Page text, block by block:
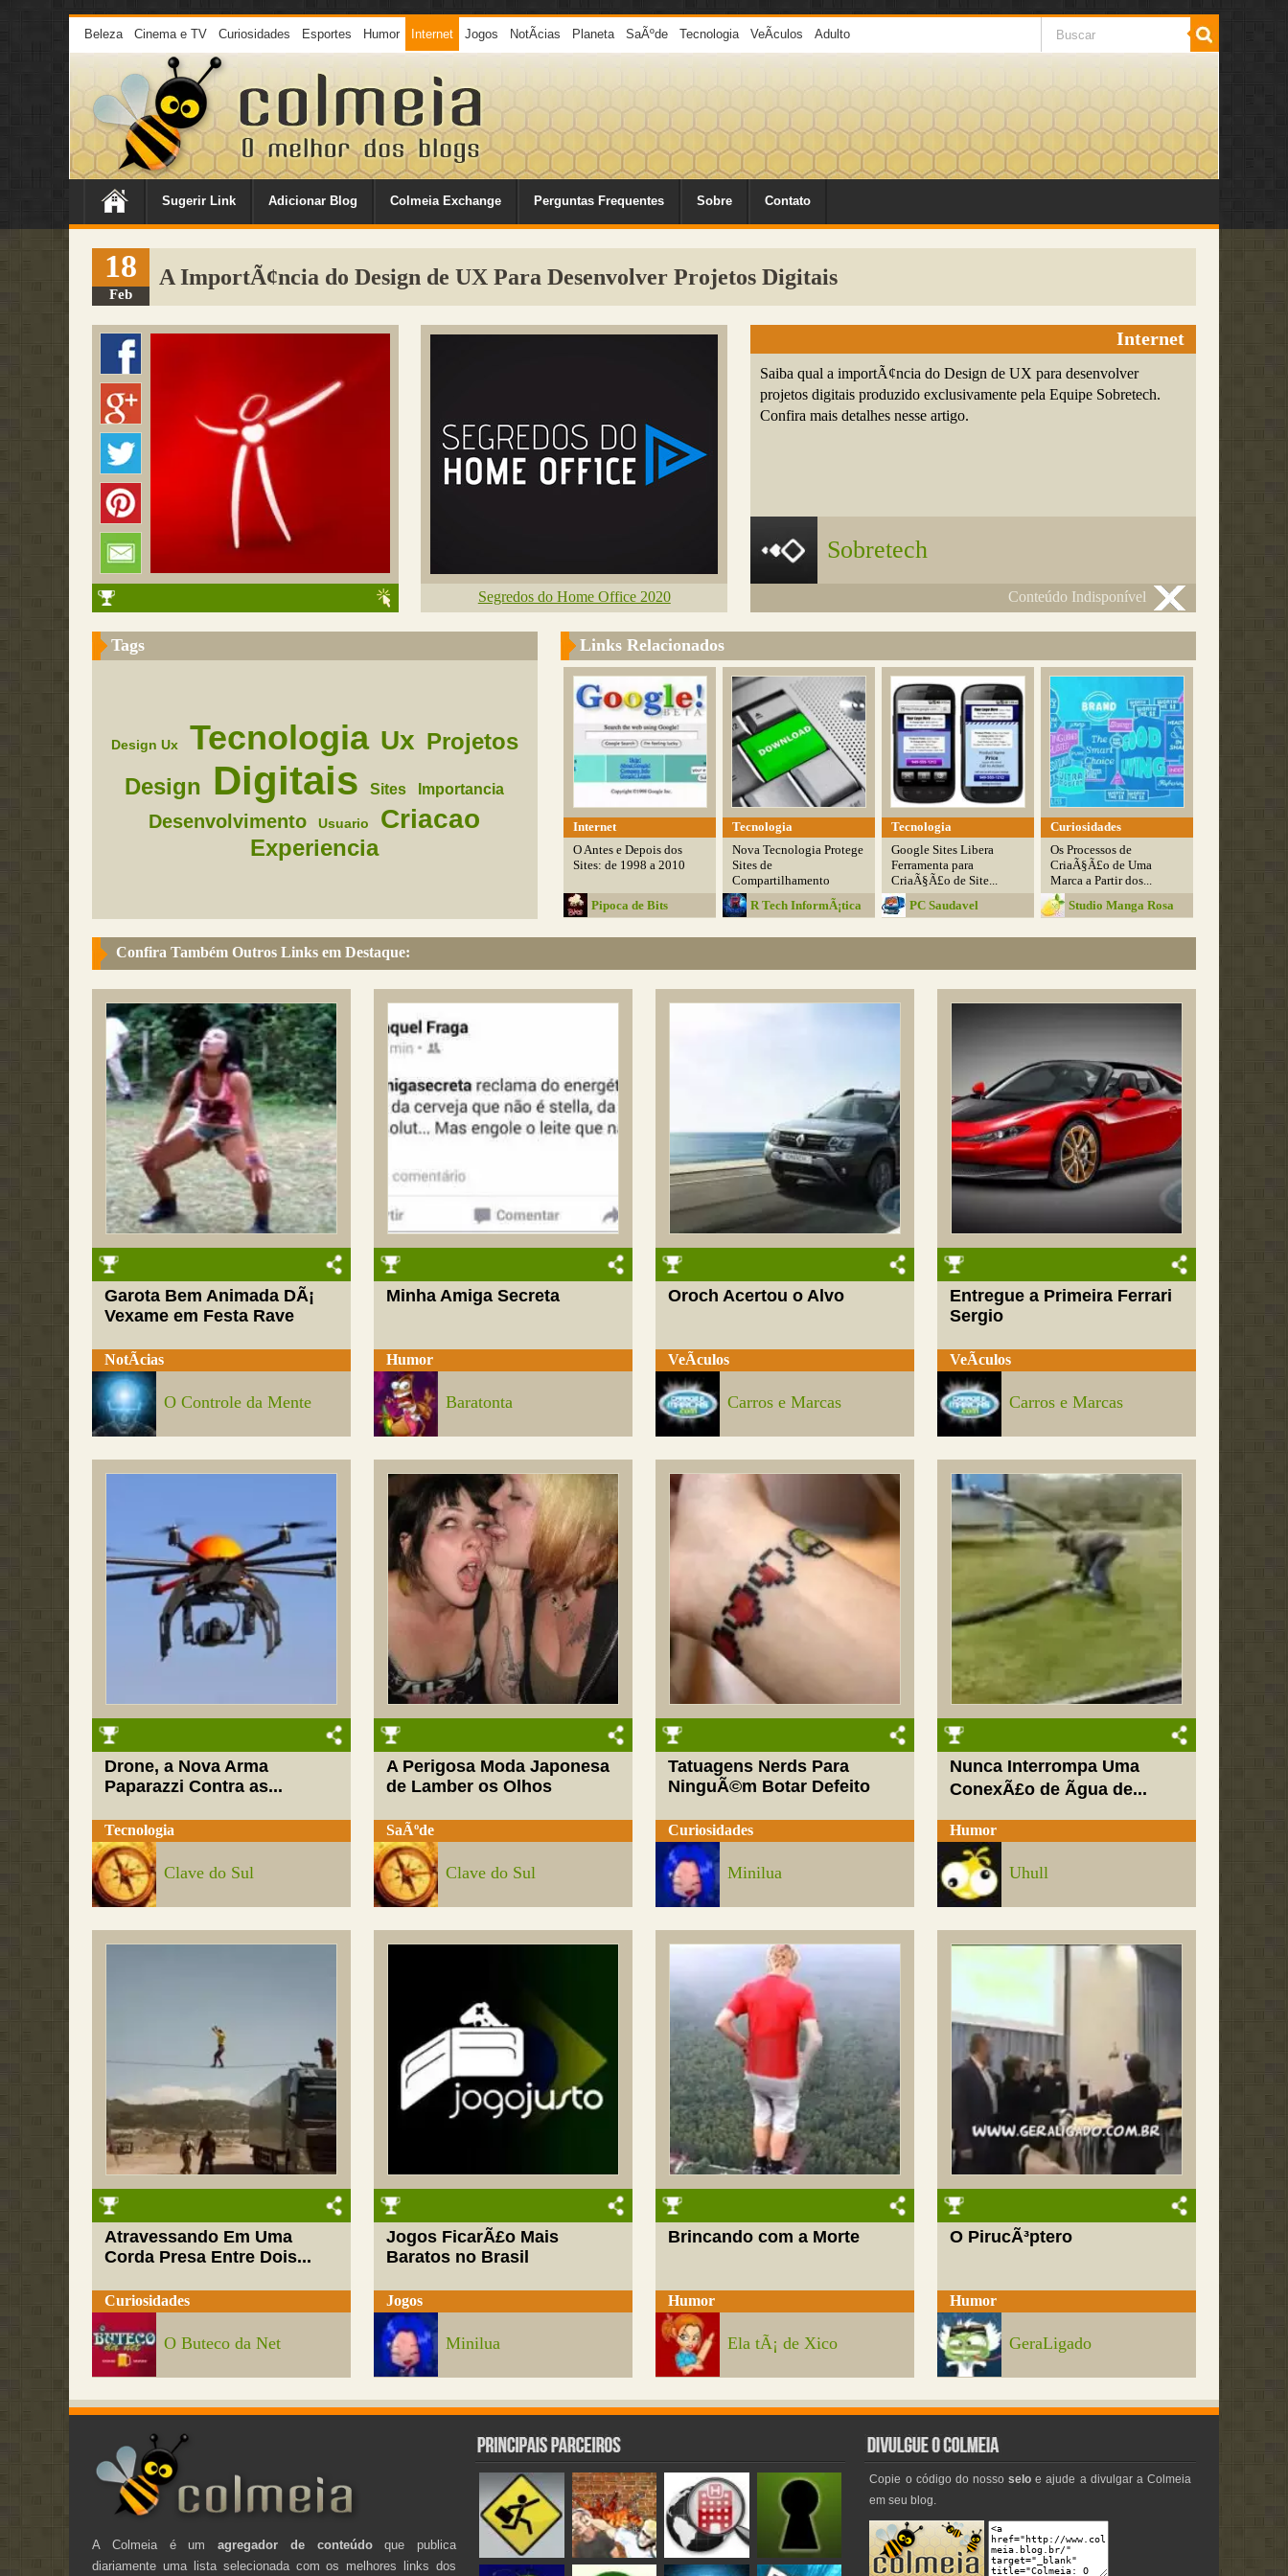
Beleza Cinema e TV Curiosidades Esportes Humor Internet Jogos NotÃ­cias Planeta SaÃºde Tecnologia VeÃ­culos Adulto
Sugerir Link Adicionar Blog Colmeia Exchange Perguntas Frequentes Sobre Contato
18
Feb
A ImportÃ¢ncia do Design de UX Para Desenvolver Projetos Digitais
Segredos do Home Office 2020
Internet
Saiba qual a importÃ¢ncia do Design de UX para desenvolver
projetos digitais produzido exclusivamente pela Equipe Sobretech.
Confira mais detalhes nesse artigo.
Sobretech
Conteúdo Indisponível
Tags
Design Ux Tecnologia Ux Projetos
Design Digitais Sites Importancia
Desenvolvimento Usuario Criacao
Experiencia
Links Relacionados
Internet
O Antes e Depois dos
Sites: de 1998 a 2010
Pipoca de Bits
Tecnologia
Nova Tecnologia Protege
Sites de
Compartilhamento
Contra...
R Tech InformÃ¡tica
Tecnologia
Google Sites Libera
Ferramenta para
CriaÃ§Ã£o de Site...
PC Saudavel
Curiosidades
Os Processos de
CriaÃ§Ã£o de Uma
Marca a Partir dos...
Studio Manga Rosa
Confira Também Outros Links em Destaque:
Garota Bem Animada DÃ¡
Vexame em Festa Rave
NotÃ­cias
O Controle da Mente
Minha Amiga Secreta
Humor
Baratonta
Oroch Acertou o Alvo
VeÃ­culos
Carros e Marcas
Entregue a Primeira Ferrari
Sergio
VeÃ­culos
Carros e Marcas
Drone, a Nova Arma
Paparazzi Contra as...
Tecnologia
Clave do Sul
A Perigosa Moda Japonesa
de Lamber os Olhos
SaÃºde
Clave do Sul
Tatuagens Nerds Para
NinguÃ©m Botar Defeito
Curiosidades
Minilua
Nunca Interrompa Uma
ConexÃ£o de Ãgua de...
Humor
Uhull
Atravessando Em Uma
Corda Presa Entre Dois...
Curiosidades
O Buteco da Net
Jogos FicarÃ£o Mais
Baratos no Brasil
Jogos
Minilua
Brincando com a Morte
Humor
Ela tÃ¡ de Xico
O PirucÃ³ptero
Humor
GeraLigado
A Colmeia é umagregador de conteúdoque publica
diariamente uma lista selecionada com os melhores links dos
Copie o código do nossoselo e ajude a divulgar a Colmeia
em seu blog.